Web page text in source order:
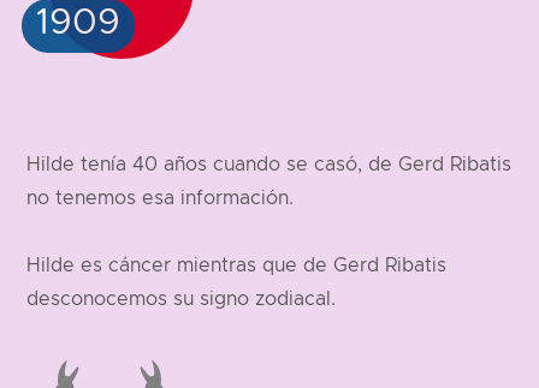
Hilde tenía 40 años cuando se casó, de Gerd Ribatis
no tenemos esa información.
Hilde es cáncer mientras que de Gerd Ribatis
desconocemos su signo zodiacal.